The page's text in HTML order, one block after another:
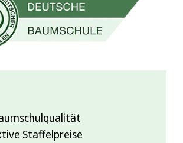
Staffelpreise